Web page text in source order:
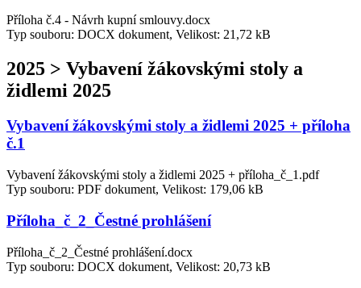
Příloha č.4 - Návrh kupní smlouvy.docx
Typ souboru: DOCX dokument, Velikost: 21,72 kB
2025 > Vybavení žákovskými stoly a
židlemi 2025
Vybavení žákovskými stoly a židlemi 2025 + příloha
č.1
Vybavení žákovskými stoly a židlemi 2025 + příloha_č_1.pdf
Typ souboru: PDF dokument, Velikost: 179,06 kB
Příloha_č_2_Čestné prohlášení
Příloha_č_2_Čestné prohlášení.docx
Typ souboru: DOCX dokument, Velikost: 20,73 kB